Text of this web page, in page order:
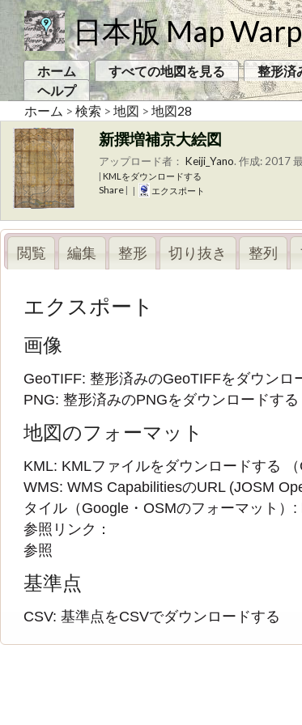
日本版 Map
ホーム すべての地図を見る 整形済
ヘルプ
ホーム > 検索 > 地図 > 地図28
新撰増補京大絵図
アップロード者： Keiji_Yano. 作成: 2017
| KMLをダウンロードする
Share | | エクスポート
閲覧 編集 整形 切り抜き 整列
エクスポート
画像
GeoTIFF:整形済みのGeoTIFFをダウンロ
PNG:整形済みのPNGをダウンロードする
地図のフォーマット
KML: KMLファイルをダウンロードする
WMS:WMS CapabilitiesのURL(JOSM
タイル（Google・OSMのフォーマット
参照リンク：
参照
基準点
CSV:基準点をCSVでダウンロードする